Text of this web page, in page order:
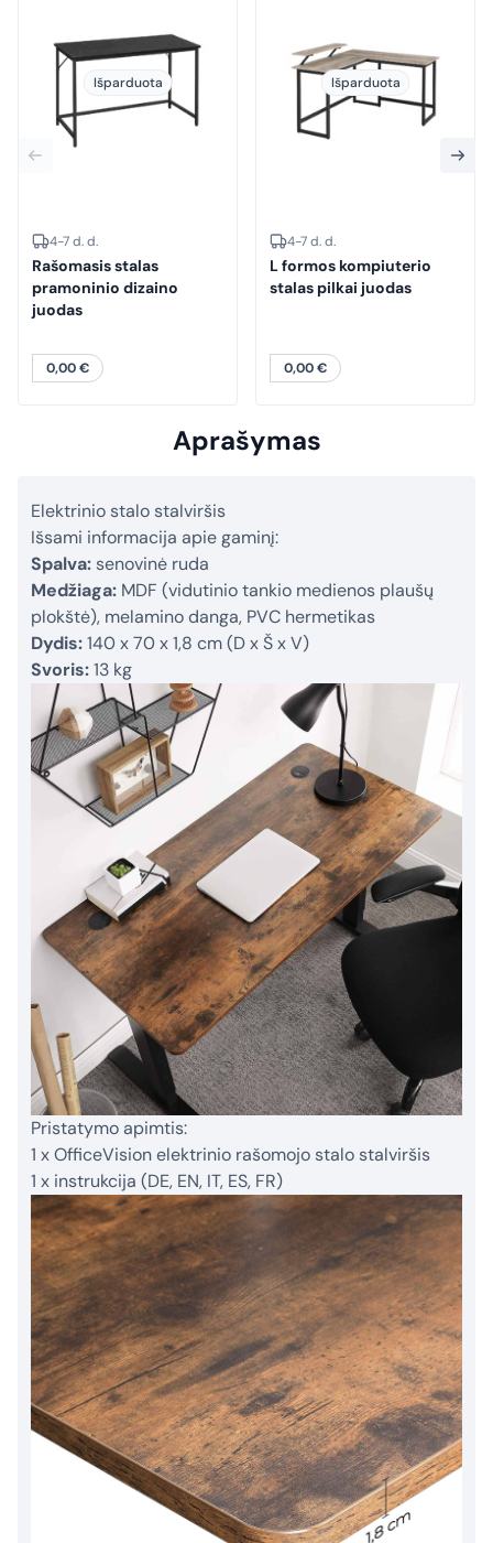
Išparduota
4-7 d. d.
Rašomasis stalas
pramoninio dizaino
juodas
0,00€
Išparduota
4-7 d. d.
L formos kompiuterio
stalas pilkai juodas
0,00€
Aprašymas
Elektrinio stalo stalviršis
Išsami informacija apie gaminį:
Spalva: senovinė ruda
Medžiaga: MDF (vidutinio tankio medienos plaušų
plokštė), melamino danga, PVC hermetikas
Dydis:140 x 70 x 1,8 cm (D x Š x V)
Svoris:13 kg
Pristatymo apimtis:
1 x OfficeVision elektrinio rašomojo stalo stalviršis
1 x instrukcija (DE, EN, IT, ES, FR)